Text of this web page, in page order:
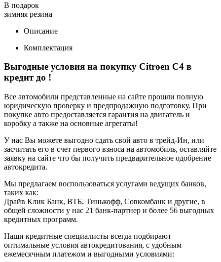
В подарок
зимняя резина
Описание
Комплектация
Выгодные условия на покупку Citroen C4 в
кредит до !
Все автомобили представленные на сайте прошли полную
юридическую проверку и предпродажную подготовку. При
покупке авто предоставляется гарантия на двигатель и
коробку а также на основные агрегаты!
У нас Вы можете выгодно сдать свой авто в трейд-Ин, или
засчитать его в счет первого взноса на автомобиль, оставляйте
заявку на сайте что бы получить предварительное одобрение
автокредита.
Мы предлагаем воспользоваться услугами ведущих банков,
таких как:
Драйв Клик Банк, ВТБ, Тинькофф, Совкомбанк и другие, в
общей сложности у нас 21 банк-партнер и более 56 выгодных
кредитных программ.
Наши кредитные специалисты всегда подбирают
оптимальные условия автокредитования, с удобным
ежемесячным платежом и выгодными условиями: